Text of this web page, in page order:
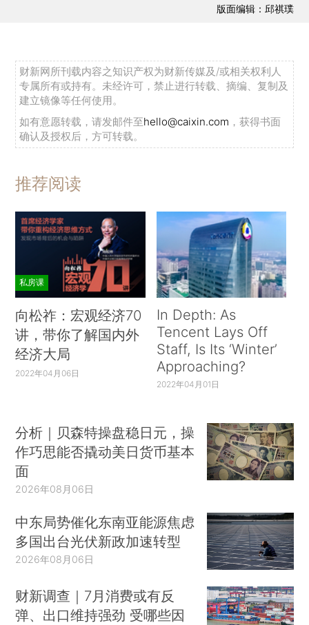
版面编辑：邱祺璞
财新网所刊载内容之知识产权为财新传媒及/或相关权利人
专属所有或持有。未经许可，禁止进行转载、摘编、复制及
建立镜像等任何使用。
如有意愿转载，请发邮件至hello@caixin.com ，获得书面
确认及授权后，方可转载。
推荐阅读
私房课
向松祚：宏观经济70
讲，带你了解国内外
经济大局
2022年04月06日
In Depth: As
Tencent Lays Off
Staff, Is Its ‘Winter’
Approaching?
2022年04月01日
分析｜贝森特操盘稳日元，操
作巧思能否撬动美日货币基本
面
2026年08月06日
中东局势催化东南亚能源焦虑
多国出台光伏新政加速转型
2026年08月06日
财新调查｜7月消费或有反
弹、出口维持强劲 受哪些因